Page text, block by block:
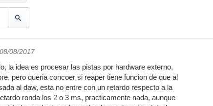
08/2017
la idea es procesar las pistas por hardware externo,
pero queria concoer si reaper tiene funcion de que al
al daw, esta no entre con un retardo respecto a la
ronda los 2 o 3 ms, practicamente nada, aunque